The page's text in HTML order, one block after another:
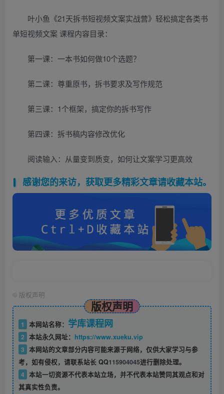
叶小鱼《21天拆书短视频文案实战营》轻松搞定各类书
单短视频文案 课程内容目录：
第一课：一本书如何做10个选题？
第二课：尊重原书，拆书要求及写作规范
第三课：1个框架，搞定你的拆书写作
第四课：拆书稿内容修改优化
阅读输入：从量变到质变，如何让文案学习更高效
感谢您的来访，获取更多精彩文章请收藏本站。
© 版权声明
版权声明
1 本网站名称： 学库课程网
2 本站永久网址： https://www.xueku.vip
3 本网站的文章部分内容可能来源于网络，仅供大家学习与参
考，如有侵权，请联系站长 QQ115904045进行删除处理。
4 本站一切资源不代表本站立场，并不代表本站赞同其观点和对
其真实性负责。